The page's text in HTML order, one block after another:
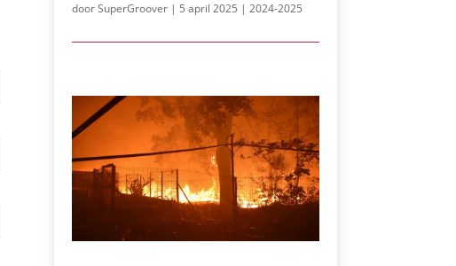
doorSuperGroover| 5 april 2025 | 2024-2025